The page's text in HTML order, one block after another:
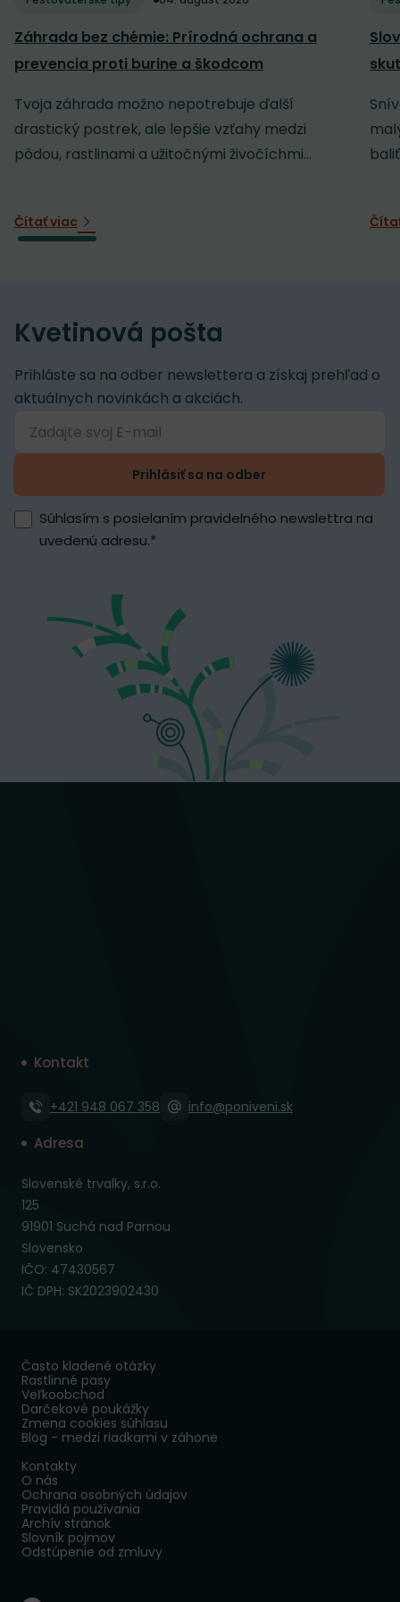
Záhrada bez chémie: Prírodná ochrana a
prevencia proti burine a škodcom
Tvoja záhrada možno nepotrebuje ďalší
drastický postrek, ale lepšie vzťahy medzi
pôdou, rastlinami a užitočnými živočíchmi...
Čítať viac
Kvetinová pošta
Prihláste sa na odber newslettera a získaj prehľad o
aktuálnych novinkách a akciách.
Prihlásiť sa na odber
Súhlasím s posielaním pravidelného newslettra na
uvedenú adresu.*
Kontakt
+421 948 067 358 info@poniveni.sk
Adresa
Slovenské trvalky, s.r.o.
125
91901 Suchá nad Parnou
Slovensko
IČO: 47430567
IČ DPH: SK2023902430
Často kladené otázky
Rastlinné pasy
Veľkoobchod
Darčekové poukážky
Zmena cookies súhlasu
Blog - medzi riadkami v záhone
Kontakty
O nás
Ochrana osobných údajov
Pravidlá používania
Archív stránok
Slovník pojmov
Odstúpenie od zmluvy